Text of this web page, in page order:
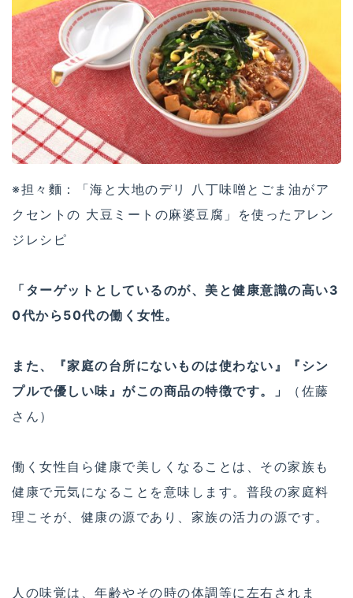
※担々麵：「海と大地のデリ 八丁味噌とごま油がア
クセントの 大豆ミートの麻婆豆腐」を使ったアレン
ジレシピ
「ターゲットとしているのが、美と健康意識の高い3
0代から50代の働く女性。
また、『家庭の台所にないものは使わない』『シン
プルで優しい味』がこの商品の特徴です。」
（佐藤
さん）
働く女性自ら健康で美しくなることは、その家族も
健康で元気になることを意味します。普段の家庭料
理こそが、健康の源であり、家族の活力の源です。
人の味覚は、年齢やその時の体調等に左右されま